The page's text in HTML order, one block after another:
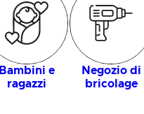
e
ragazzi
Negozio di
bricolage